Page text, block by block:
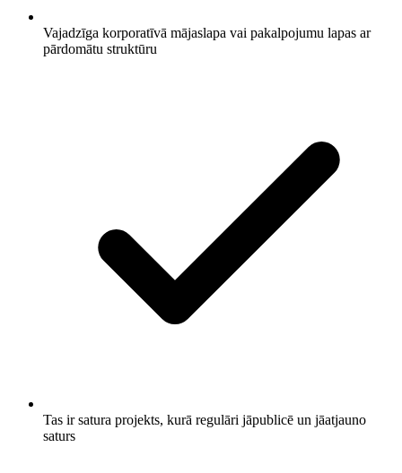
Vajadzīga korporatīvā mājaslapa vai pakalpojumu lapas ar
pārdomātu struktūru
Tas ir satura projekts, kurā regulāri jāpublicē un jāatjauno
saturs